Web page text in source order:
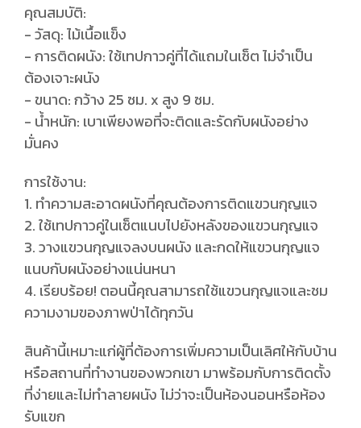
คุณสมบัติ:
- วัสดุ: ไม้เนื้อแข็ง
- การติดผนัง: ใช้เทปกาวคู่ที่ได้แถมในเซ็ต ไม่จำเป็น
ต้องเจาะผนัง
- ขนาด: กว้าง 25 ซม. x สูง 9 ซม.
- น้ำหนัก: เบาเพียงพอที่จะติดและรัดกับผนังอย่าง
มั่นคง
การใช้งาน:
1. ทำความสะอาดผนังที่คุณต้องการติดแขวนกุญแจ
2. ใช้เทปกาวคู่ในเซ็ตแนบไปยังหลังของแขวนกุญแจ
3. วางแขวนกุญแจลงบนผนัง และกดให้แขวนกุญแจ
แนบกับผนังอย่างแน่นหนา
4. เรียบร้อย! ตอนนี้คุณสามารถใช้แขวนกุญแจและชม
ความงามของภาพป่าได้ทุกวัน
สินค้านี้เหมาะแก่ผู้ที่ต้องการเพิ่มความเป็นเลิศให้กับบ้าน
หรือสถานที่ทำงานของพวกเขา มาพร้อมกับการติดตั้ง
ที่ง่ายและไม่ทำลายผนัง ไม่ว่าจะเป็นห้องนอนหรือห้อง
รับแขก